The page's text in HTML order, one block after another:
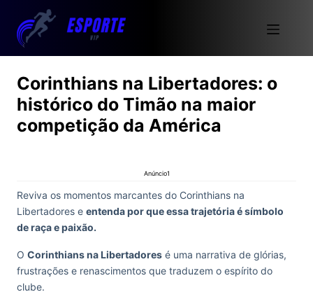
Corinthians na Libertadores: o
histórico do Timão na maior
competição da América
Anúncio1
Reviva os momentos marcantes do Corinthians na
Libertadores e entenda por que essa trajetória é símbolo
de raça e paixão.
O Corinthians na Libertadores é uma narrativa de glórias,
frustrações e renascimentos que traduzem o espírito do
clube.